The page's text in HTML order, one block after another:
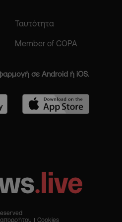
Ταυτότητα
Member of COPA
σε Android ή iOS.
απορρήτου Cookies